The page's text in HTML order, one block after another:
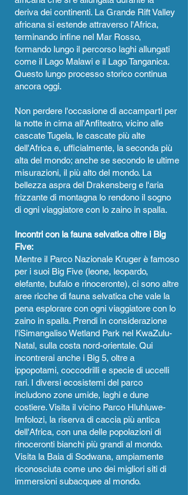
deriva dei continenti. La Grande Rift Valley
africana si estende attraverso l'Africa,
terminando infine nel Mar Rosso,
formando lungo il percorso laghi allungati
come il Lago Malawi e il Lago Tanganica.
Questo lungo processo storico continua
ancora oggi.
Non perdere l'occasione di accamparti per
la notte in cima all'Anfiteatro, vicino alle
cascate Tugela, le cascate più alte
dell'Africa e, ufficialmente, la seconda più
alta del mondo; anche se secondo le ultime
misurazioni, il più alto del mondo. La
bellezza aspra del Drakensberg e l'aria
frizzante di montagna lo rendono il sogno
di ogni viaggiatore con lo zaino in spalla.
Incontri con la fauna selvatica oltre i Big
Five:​
Mentre il Parco Nazionale Kruger è famoso
per i suoi Big Five (leone, leopardo,
elefante, bufalo e rinoceronte), ci sono altre
aree ricche di fauna selvatica che vale la
pena esplorare con ogni viaggiatore con lo
zaino in spalla. Prendi in considerazione
l'iSimangaliso Wetland Park nel KwaZulu-
Natal, sulla costa nord-orientale. Qui
incontrerai anche i Big 5, oltre a
ippopotami, coccodrilli e specie di uccelli
rari. I diversi ecosistemi del parco
includono zone umide, laghi e dune
costiere. Visita il vicino Parco Hluhluwe-
Imfolozi, la riserva di caccia più antica
dell'Africa, con una delle popolazioni di
rinoceronti bianchi più grandi al mondo.
Visita la Baia di Sodwana, ampiamente
riconosciuta come uno dei migliori siti di
immersioni subacquee al mondo.